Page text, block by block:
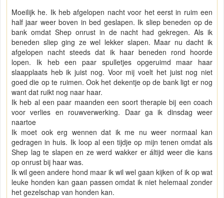
Moeilijk he. Ik heb afgelopen nacht voor het eerst in ruim een
half jaar weer boven in bed geslapen. Ik sliep beneden op de
bank omdat Shep onrust in de nacht had gekregen. Als ik
beneden sliep ging ze wel lekker slapen. Maar nu dacht ik
afgelopen nacht steeds dat ik haar beneden rond hoorde
lopen. Ik heb een paar spulletjes opgeruimd maar haar
slaapplaats heb ik juist nog. Voor mij voelt het juist nog niet
goed die op te ruimen. Ook het dekentje op de bank ligt er nog
want dat ruikt nog naar haar.
Ik heb al een paar maanden een soort therapie bij een coach
voor verlies en rouwverwerking. Daar ga ik dinsdag weer
naartoe
Ik moet ook erg wennen dat ik me nu weer normaal kan
gedragen in huis. Ik loop al een tijdje op mijn tenen omdat als
Shep lag te slapen en ze werd wakker er áltijd weer die kans
op onrust bij haar was.
Ik wil geen andere hond maar ik wil wel gaan kijken of ik op wat
leuke honden kan gaan passen omdat ik niet helemaal zonder
het gezelschap van honden kan.